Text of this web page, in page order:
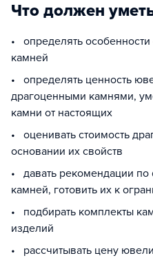
Что должен
• определять
камней
• определять ценность
драгоценными камнями,
камни от настоящих
• оценивать стоимость
основании их свойств
• давать рекомендации по
камней, готовить их к
• подбирать комплекты
изделий
• рассчитывать цену